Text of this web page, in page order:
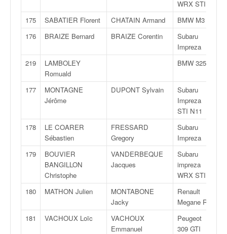
WRX STI
175
SABATIER Florent CHATAIN Armand BMW M3
176
BRAIZE Bernard BRAIZE Corentin
Subaru
Impreza
219
LAMBOLEY
Romuald
BMW 325 i
177
MONTAGNE
Jérôme
DUPONT Sylvain
Subaru
Impreza
STI N11
178
LE COARER
Sébastien
FRESSARD
Gregory
Subaru
Impreza
179
BOUVIER
BANGILLON
Christophe
VANDERBEQUE
Jacques
Subaru
impreza
WRX STI
180 MATHON Julien
MONTABONE
Jacky
Renault
Megane RS
181 VACHOUX Loïc
VACHOUX
Emmanuel
Peugeot
309 GTI